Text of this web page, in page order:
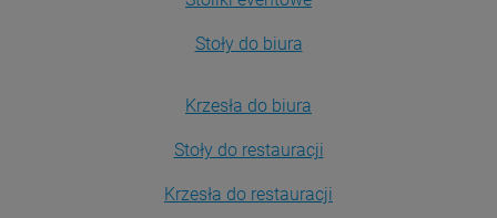
Stoły do biura
Krzesła do biura
Stoły do restauracji
Krzesła do restauracji